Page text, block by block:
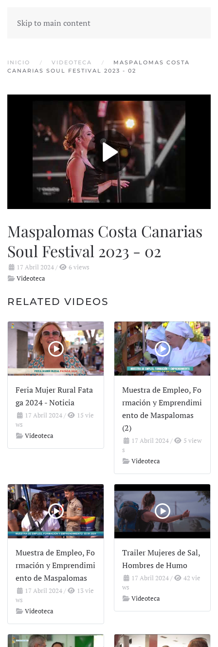
Skip to main content
INICIO VIDEOTECA
MASPALOMAS COSTA
CANARIAS SOUL FESTIVAL 2023 - 02
Maspalomas Costa Canarias
Soul Festival 2023 - 02
17 Abril 2024/
6 views
Videoteca
RELATED VIDEOS
Feria Mujer Rural Fata
ga 2024 - Noticia
17 Abril 2024/
15 vie
ws
Videoteca
Muestra de Empleo, Fo
rmación y Emprendimi
ento de Maspalomas
(2)
17 Abril 2024/
5 view
s
Videoteca
Muestra de Empleo, Fo
rmación y Emprendimi
ento de Maspalomas
17 Abril 2024/
13 vie
ws
Videoteca
Trailer Mujeres de Sal,
Hombres de Humo
17 Abril 2024/
42 vie
ws
Videoteca